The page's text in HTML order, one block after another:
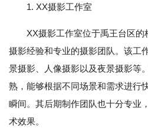
1. XX摄影工作室
XX摄影工作室位于禹王台区
摄影经验和专业的摄影团队。该工
景摄影、人像摄影以及夜景摄影等
熟，能够根据不同场景和需求进行
瞬间。其后期制作团队也十分专业
术效果。